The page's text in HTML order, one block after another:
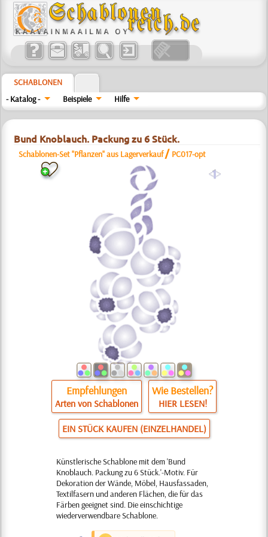
SCHABLONEN
- Katalog -
Beispiele Hilfe
Bund Knoblauch. Packung zu 6 Stück.
Schablonen-Set "Pflanzen" aus Lagerverkauf / PC017-opt
a
Empfehlungen
Arten von Schablonen
Wie Bestellen?
HIER LESEN!
EIN STÜCK KAUFEN (EINZELHANDEL)
Künstlerische Schablone mit dem 'Bund
Knoblauch. Packung zu 6 Stück.'-Motiv. Für
Dekoration der Wände, Möbel, Hausfassaden,
Textilfasern und anderen Flächen, die für das
Färben geeignet sind. Die einschichtige
wiederverwendbare Schablone.